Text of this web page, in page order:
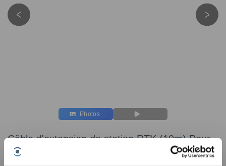
Photos
Câble d'extension de station RTK (10m) Pour
GOAT A1600 RTK/O1200 RTK/O800
RTK/O600 RTK